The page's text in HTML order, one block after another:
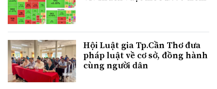
Hội Luật gia Tp.Cần Thơ đưa
pháp luật về cơ sở, đồng hành
cùng người dân